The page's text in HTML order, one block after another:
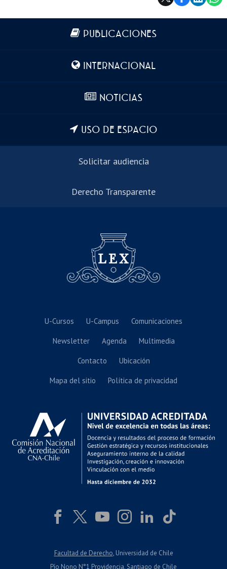
Más información
PUBLICACIONES
INTERNACIONAL
NOTICIAS
USO DE ESPACIO
Solicitar audiencia
Derecho Transparente
U-Cursos U-Campus Comunicaciones
Newsletter Agenda Multimedia
Contacto Ubicación
Mapa del sitio Política de privacidad
Facultad de Derecho, Universidad de Chile
Pío Nono N°1 Providencia, Santiago de Chile